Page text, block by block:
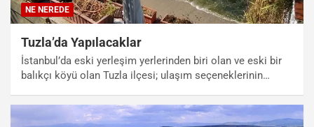
NE NEREDE
Tuzla’da Yapılacaklar
İstanbul’da eski yerleşim yerlerinden biri olan ve eski bir
balıkçı köyü olan Tuzla ilçesi; ulaşım seçeneklerinin…